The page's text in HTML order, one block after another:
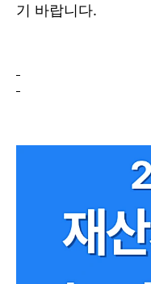
기 바랍니다.